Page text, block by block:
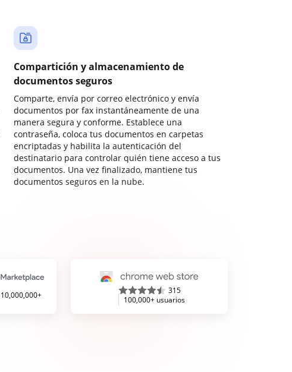
Compartición y almacenamiento de
documentos seguros
Comparte, envía por correo electrónico y envía
documentos por fax instantáneamente de una
manera segura y conforme. Establece una
contraseña, coloca tus documentos en carpetas
encriptadas y habilita la autenticación del
destinatario para controlar quién tiene acceso a tus
documentos. Una vez finalizado, mantiene tus
documentos seguros en la nube.
10,000,000+
315
100,000+ usuarios